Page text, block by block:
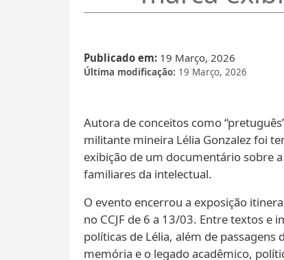
Publicado em 19 Março, 2026
Última modificação 19 Março, 2026
Autora de conceitos como
militante mineira Lélia Gonzalez foi
exibição de um documentário sobre
familiares da intelectual.
O evento encerrou a exposição
no CCJF de 6 a 13/03. Entre textos
políticas de Lélia, além de passagens
memória e o legado acadêmico,